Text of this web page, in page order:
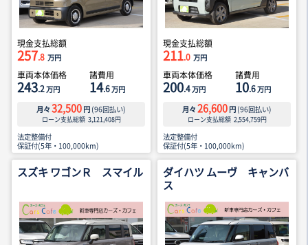
現金支払総額
257.8 万円
車両本体価格
243.2万円
諸費用
14.6万円
月々 32,500 円 (96回払い)
ローン支払総額 3,121,408円
法定整備付
保証付(5年・100,000km)
現金支払総額
211.0 万円
車両本体価格
200.4万円
諸費用
10.6万円
月々 26,600 円 (96回払い)
ローン支払総額 2,554,759円
法定整備付
保証付(5年・100,000km)
スズキ ワゴンＲ スマイル
ダイハツ ムーヴ キャンバ
ス